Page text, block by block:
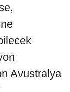
Avustralya